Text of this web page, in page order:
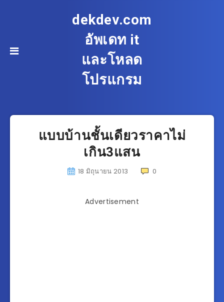
dekdev.com
อัพเดท it
และโหลด
โปรแกรม
แบบบ้านชั้นเดียวราคาไม่
เกิน3แสน
18 มิถุนายน 2013 0
Advertisement